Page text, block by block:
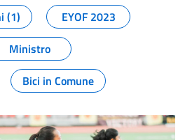
(1)
EYOF 2023
Ministro
Bici in Comune